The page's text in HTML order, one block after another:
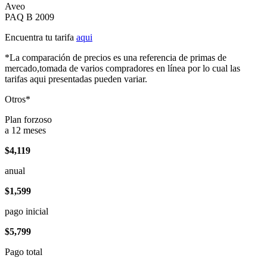
Aveo
PAQ B 2009
Encuentra tu tarifa aqui
*La comparación de precios es una referencia de primas de
mercado,tomada de varios compradores en línea por lo cual las
tarifas aqui presentadas pueden variar.
Otros*
Plan forzoso
a 12 meses
$4,119
anual
$1,599
pago inicial
$5,799
Pago total